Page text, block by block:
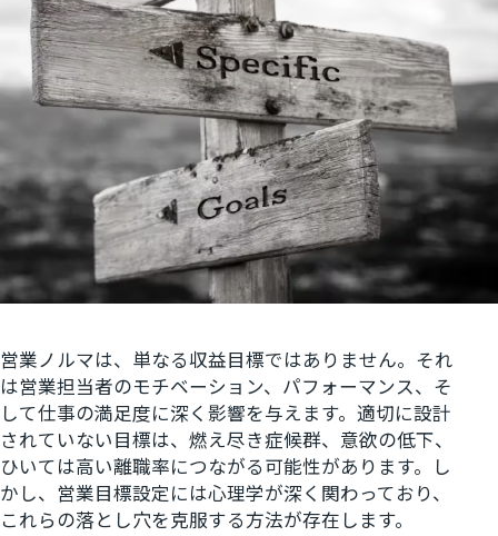
営業ノルマは、単なる収益目標ではありません。それ
は営業担当者のモチベーション、パフォーマンス、そ
して仕事の満足度に深く影響を与えます。適切に設計
されていない目標は、燃え尽き症候群、意欲の低下、
ひいては高い離職率につながる可能性があります。し
かし、営業目標設定には心理学が深く関わっており、
これらの落とし穴を克服する方法が存在します。